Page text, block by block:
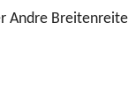
Andre